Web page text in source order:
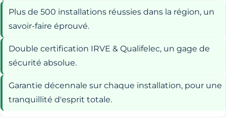
Plus de 500 installations réussies dans la région, un
savoir-faire éprouvé.
Double certification IRVE & Qualifelec, un gage de
sécurité absolue.
Garantie décennale sur chaque installation, pour une
tranquillité d'esprit totale.